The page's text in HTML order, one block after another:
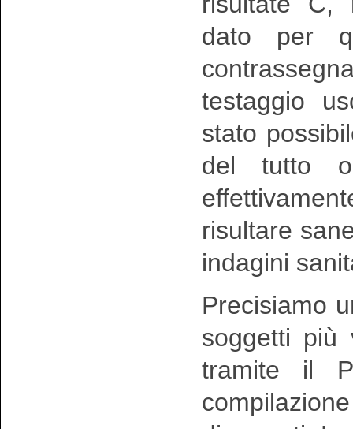
dato per
testaggio
stato
del tutto
risultare
indagini
Precisiamo
soggetti più
tramite il